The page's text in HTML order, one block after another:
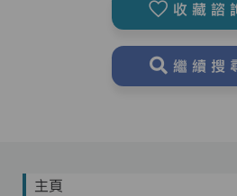
收藏諮
繼續搜
主頁